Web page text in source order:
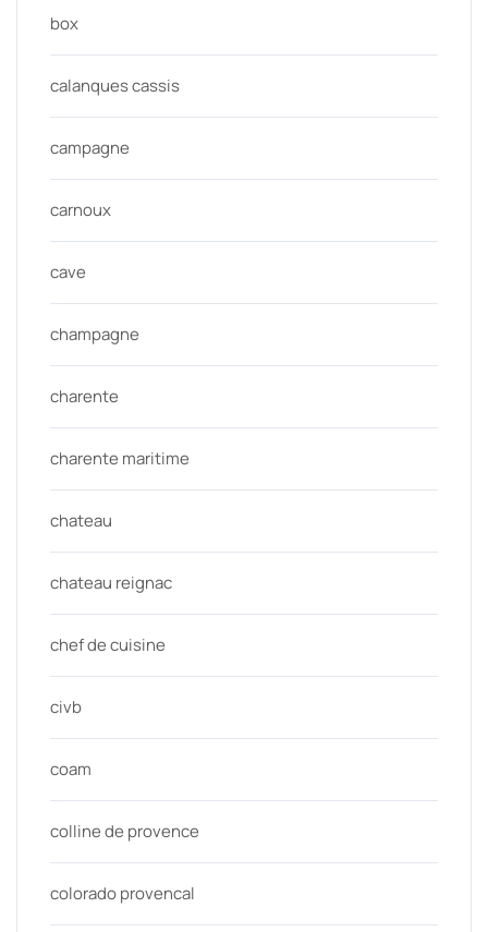
box
calanques cassis
campagne
carnoux
cave
champagne
charente
charente maritime
chateau
chateau reignac
chef de cuisine
civb
coam
colline de provence
colorado provencal